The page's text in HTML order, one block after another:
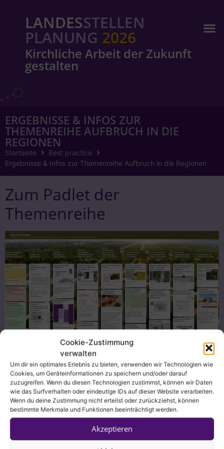
Cookie-Zustimmung
verwalten
Um dir ein optimales Erlebnis zu bieten, verwenden wir Technologien wie
Cookies, um Geräteinformationen zu speichern und/oder darauf
zuzugreifen. Wenn du diesen Technologien zustimmst, können wir Daten
wie das Surfverhalten oder eindeutige IDs auf dieser Website verarbeiten.
Wenn du deine Zustimmung nicht erteilst oder zurückziehst, können
bestimmte Merkmale und Funktionen beeinträchtigt werden.
Akzeptieren
LANDESSTELLEN
PLANUNG 2026
Kirchliche Arbeit der Zukunft
gestalten
ERGEBNISSE & INFOS ZUR
THEMENREIHE AUFBRUCH IN DIE
REGIONEN
Startseite
Best practice
Ergebnisse & Infos zur Themenreihe Aufbruch in die Regionen
Zum Padlet der
Themenreihe
Während der Themenreihe wurden die
Ergebnisse der einzelnen Abende auf diesem
Padlet festgehalten. Es bildet nun eine
umfangreiche Wissens- und Linksammlung.
Hier kommen Sie zum Padlet:
https://padlet.com/gemeindeakademie/aufbru
ch-in-die-region-yev64wpu7p1voml